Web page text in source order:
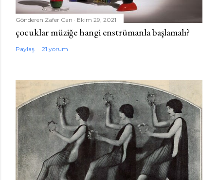
Gönderen Zafer Can Ekim 29, 2021
çocuklar müziğe hangi enstrümanla başlamalı?
Paylaş 21 yorum